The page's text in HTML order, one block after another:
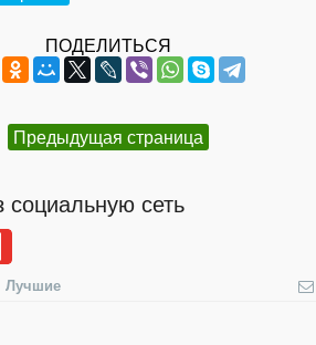
ПОДЕЛИТЬСЯ
Предыдущая страница
социальную сеть
Лучшие